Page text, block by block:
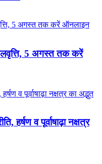
5 अगस्त तक करें
हर्षण व पूर्वाषाढ़ा नक्षत्र